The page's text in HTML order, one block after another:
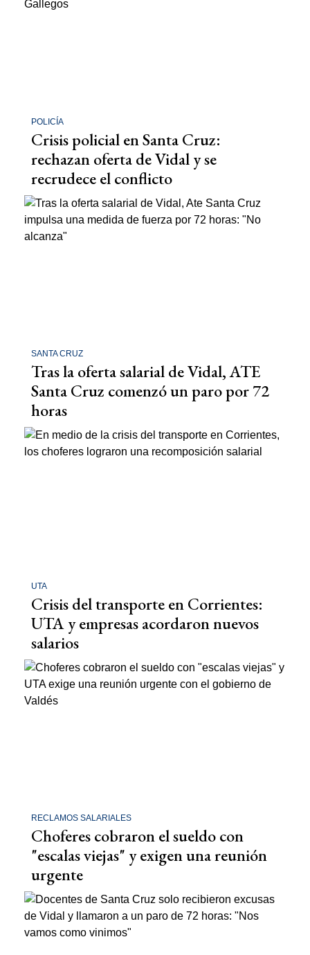
POLICÍA
Crisis policial en Santa Cruz:
rechazan oferta de Vidal y se
recrudece el conflicto
SANTA CRUZ
Tras la oferta salarial de Vidal, ATE
Santa Cruz comenzó un paro por 72
horas
UTA
Crisis del transporte en Corrientes:
UTA y empresas acordaron nuevos
salarios
RECLAMOS SALARIALES
Choferes cobraron el sueldo con
"escalas viejas" y exigen una reunión
urgente